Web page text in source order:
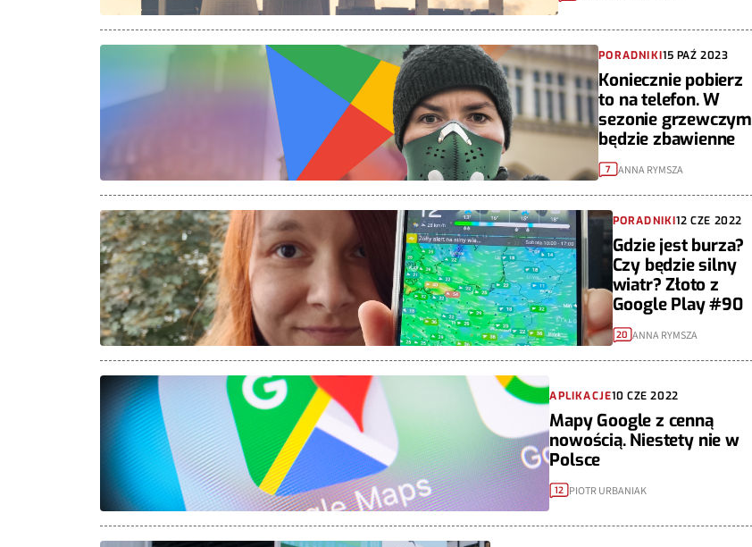
PORADNIKI15 PAŹ 2023
Koniecznie pobierz
to na telefon. W
sezonie grzewczym
będzie zbawienne
7 ANNA RYMSZA
PORADNIKI12 CZE 2022
Gdzie jest burza?
Czy będzie silny
wiatr? Złoto z
Google Play #90
20 ANNA RYMSZA
APLIKACJE10 CZE 2022
Mapy Google z cenną
nowością. Niestety nie w
Polsce
12 PIOTR URBANIAK